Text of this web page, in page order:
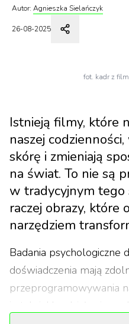
Autor: Agnieszka Sielańczyk
26-08-2025
fot. kadr z
Istnieją filmy, które
naszej
skórę i zmieniają
na świat. To nie są
w tradycyjnym tego
raczej obrazy, które
narzędziem
Badania psychologiczne
doświadczenia mają
przeprogramowywania
je tak, jakby działy się w